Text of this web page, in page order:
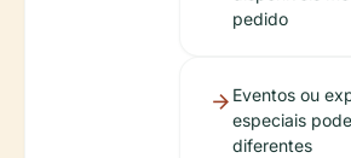
pedido
Eventos ou
especiais
diferentes